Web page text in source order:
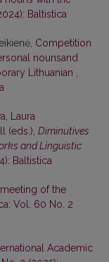
Baltistica
Competition
nounsand
Lithuanian
Laura
(eds.), Diminutives
and Linguistic
Baltistica
of the
Vol. 60 No. 2
Academic